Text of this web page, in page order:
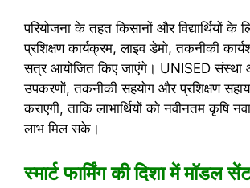
परियोजना के तहत किसानों और विद्यार्थियों
प्रशिक्षण कार्यक्रम, लाइव डेमो, तकनीकी
सत्र आयोजित किए जाएंगे। UNISED संस्था
उपकरणों, तकनीकी सहयोग और प्रशिक्षण
कराएगी, ताकि लाभार्थियों को नवीनतम कृषि
लाभ मिल सके।
स्मार्ट फार्मिंग की दिशा में मॉडल